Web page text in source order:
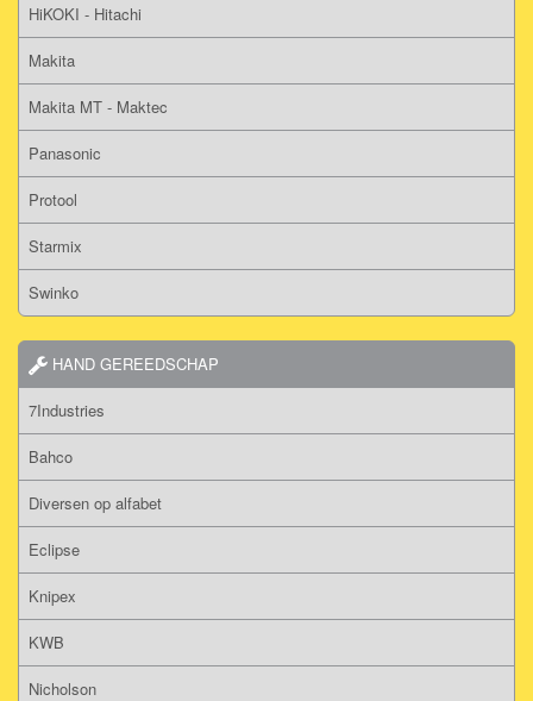
HiKOKI - Hitachi
Makita
Makita MT - Maktec
Panasonic
Protool
Starmix
Swinko
HAND GEREEDSCHAP
7Industries
Bahco
Diversen op alfabet
Eclipse
Knipex
KWB
Nicholson